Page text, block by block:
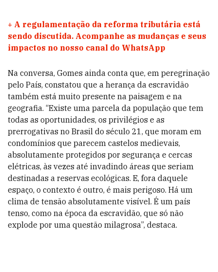
+ A regulamentação da reforma tributária está
sendo discutida. Acompanhe as mudanças e seus
impactos no nosso canal do WhatsApp
Na conversa, Gomes ainda conta que, em peregrinação
pelo País, constatou que a herança da escravidão
também está muito presente na paisagem e na
geografia. “Existe uma parcela da população que tem
todas as oportunidades, os privilégios e as
prerrogativas no Brasil do século 21, que moram em
condomínios que parecem castelos medievais,
absolutamente protegidos por segurança e cercas
elétricas, às vezes até invadindo áreas que seriam
destinadas a reservas ecológicas. E, fora daquele
espaço, o contexto é outro, é mais perigoso. Há um
clima de tensão absolutamente visível. É um país
tenso, como na época da escravidão, que só não
explode por uma questão milagrosa”, destaca.